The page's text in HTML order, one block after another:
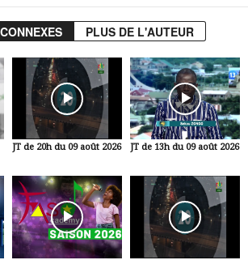
PLUS DE L'AUTEUR
JT de 20h du 09 août 2026 JT de 13h du 09 août 2026